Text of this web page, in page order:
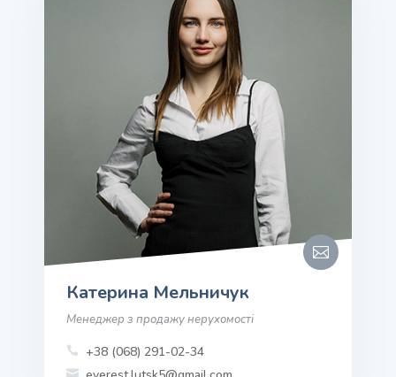

Катерина Мельничук
Менеджер з продажу нерухомості
 +38 (068) 291-02-34
